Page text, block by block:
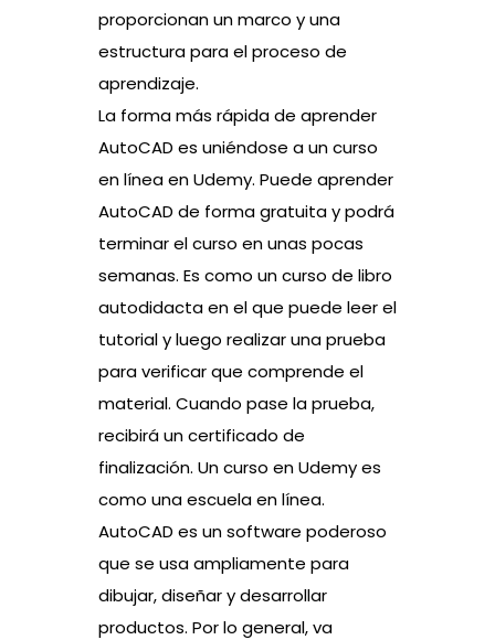
proporcionan un marco y una
estructura para el proceso de
aprendizaje.
La forma más rápida de aprender
AutoCAD es uniéndose a un curso
en línea en Udemy. Puede aprender
AutoCAD de forma gratuita y podrá
terminar el curso en unas pocas
semanas. Es como un curso de libro
autodidacta en el que puede leer el
tutorial y luego realizar una prueba
para verificar que comprende el
material. Cuando pase la prueba,
recibirá un certificado de
finalización. Un curso en Udemy es
como una escuela en línea.
AutoCAD es un software poderoso
que se usa ampliamente para
dibujar, diseñar y desarrollar
productos. Por lo general, va